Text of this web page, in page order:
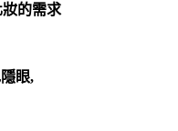
妝的需求
眼,